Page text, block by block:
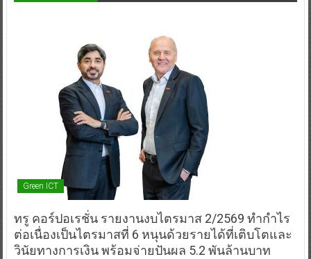
Green ICT
ทรู คอร์ปอเรชั่น รายงานงบไตรมาส 2/2569 ทำกำไร
ต่อเนื่องเป็นไตรมาสที่ 6 หนุนด้วยรายได้ที่เติบโตและ
วินัยทางการเงิน พร้อมจ่ายปันผล 5.2 พันล้านบาท